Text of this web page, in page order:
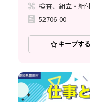
検査、組立・組
52706-00
キープする